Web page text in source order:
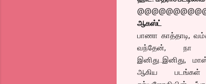
ஆகஸ்ட்
பாணா காத்தாடி,
வந்தேன், நா
இனிது..இனிது,
ஆகிய படங்கள்